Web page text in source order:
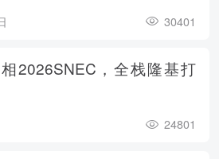
30401
2026SNEC，全栈隆基打
24801